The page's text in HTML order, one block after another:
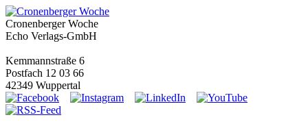
Cronenberger Woche
Echo Verlags-GmbH
Kemmannstraße 6
Postfach 12 03 66
42349 Wuppertal